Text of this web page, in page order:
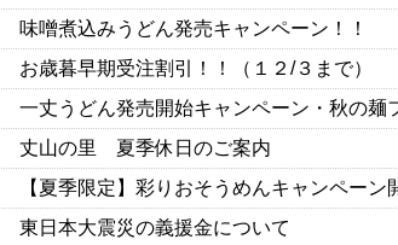
味噌煮込みうどん発売キャンペーン！！
お歳暮早期受注割引！！（１２/３まで）
一丈うどん発売開始キャンペーン・秋の麺
丈山の里 夏季休日のご案内
【夏季限定】彩りおそうめんキャンペーン
東日本大震災の義援金について